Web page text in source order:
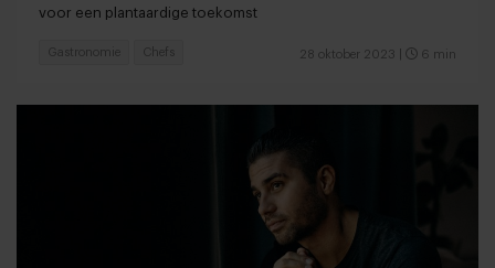
voor een plantaardige toekomst
28 oktober 2023 6 min
Gastronomie Chefs